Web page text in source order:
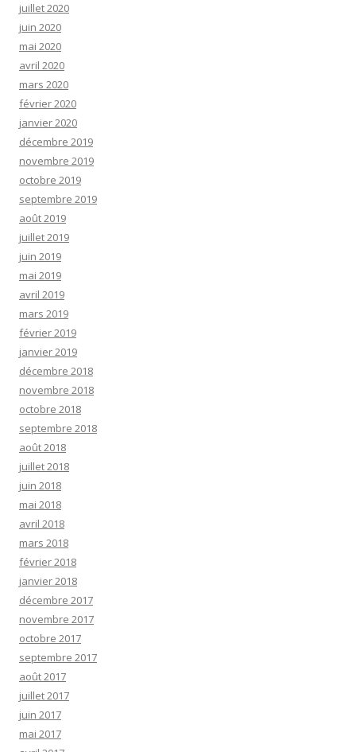
juillet 2020
juin 2020
mai 2020
avril 2020
mars 2020
février 2020
janvier 2020
décembre 2019
novembre 2019
octobre 2019
septembre 2019
août 2019
juillet 2019
juin 2019
mai 2019
avril 2019
mars 2019
février 2019
janvier 2019
décembre 2018
novembre 2018
octobre 2018
septembre 2018
août 2018
juillet 2018
juin 2018
mai 2018
avril 2018
mars 2018
février 2018
janvier 2018
décembre 2017
novembre 2017
octobre 2017
septembre 2017
août 2017
juillet 2017
juin 2017
mai 2017